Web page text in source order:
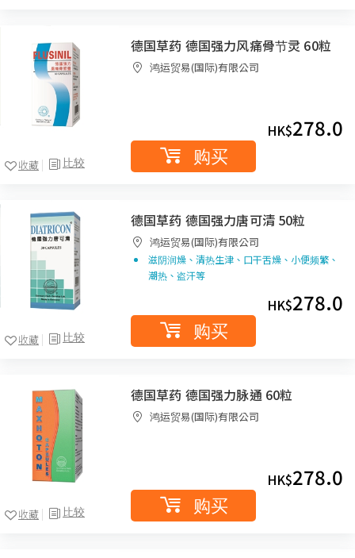
比较
收藏
德国草药 德国强力风痛骨节灵 60粒
鸿运贸易(国际)有限公司
HK$278.0
购买
比较
收藏
德国草药 德国强力唐可清 50粒
鸿运贸易(国际)有限公司
滋阴润燥、清热生津、口干舌燥、小便频繁、
潮热、盗汗等
HK$278.0
购买
比较
收藏
德国草药 德国强力脉通 60粒
鸿运贸易(国际)有限公司
HK$278.0
购买